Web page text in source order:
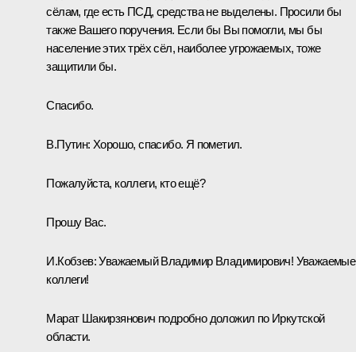
сёлам, где есть ПСД, средства не выделены. Просили бы
также Вашего поручения. Если бы Вы помогли, мы бы
население этих трёх сёл, наиболее угрожаемых, тоже
защитили бы.
Спасибо.
В.Путин: Хорошо, спасибо. Я пометил.
Пожалуйста, коллеги, кто ещё?
Прошу Вас.
И.Кобзев:Уважаемый Владимир Владимирович! Уважаемые
коллеги!
Марат Шакирзянович подробно доложил по Иркутской
области.